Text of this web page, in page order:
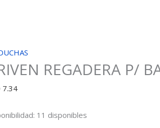
REGADERA P/
7.34
11 disponibles